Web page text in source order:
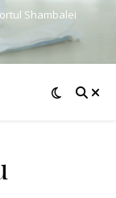
Shambalei